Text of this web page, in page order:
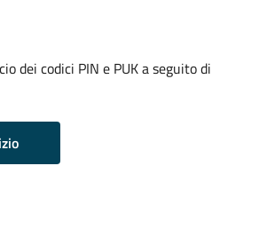
dei codici PIN e PUK a seguito di